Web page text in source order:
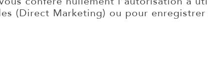
(Direct Marketing) ou pour